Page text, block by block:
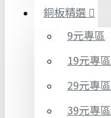
銅板精選
9元專區
19元專區
29元專區
39元專區